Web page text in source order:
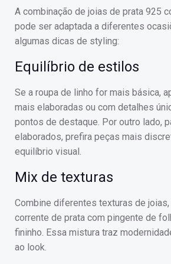
A combinação de joias de prata 925
pode ser adaptada a diferentes
algumas dicas de styling:
Equilíbrio de estilos
Se a roupa de linho for mais básica,
mais elaboradas ou com detalhes
pontos de destaque. Por outro lado,
elaborados, prefira peças mais
equilíbrio visual.
Mix de texturas
Combine diferentes texturas de joias,
corrente de prata com pingente de
fininho. Essa mistura traz
ao look.